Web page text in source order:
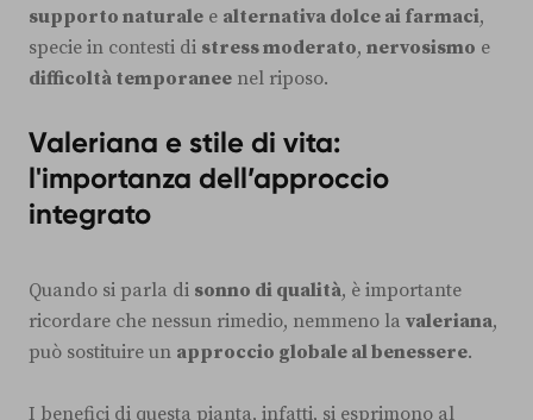
supporto naturale e alternativa dolce ai farmaci,
specie in contesti di stress moderato, nervosismo e
difficoltà temporanee nel riposo.
Valeriana e stile di vita:
l'importanza dell’approccio
integrato
Quando si parla di sonno di qualità, è importante
ricordare che nessun rimedio, nemmeno la valeriana,
può sostituire un approccio globale al benessere.
I benefici di questa pianta, infatti, si esprimono al